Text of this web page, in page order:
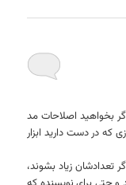
بخواهید اصلاحات مد
که در دست دارید ابزار
تعدادشان زیاد بشوند،